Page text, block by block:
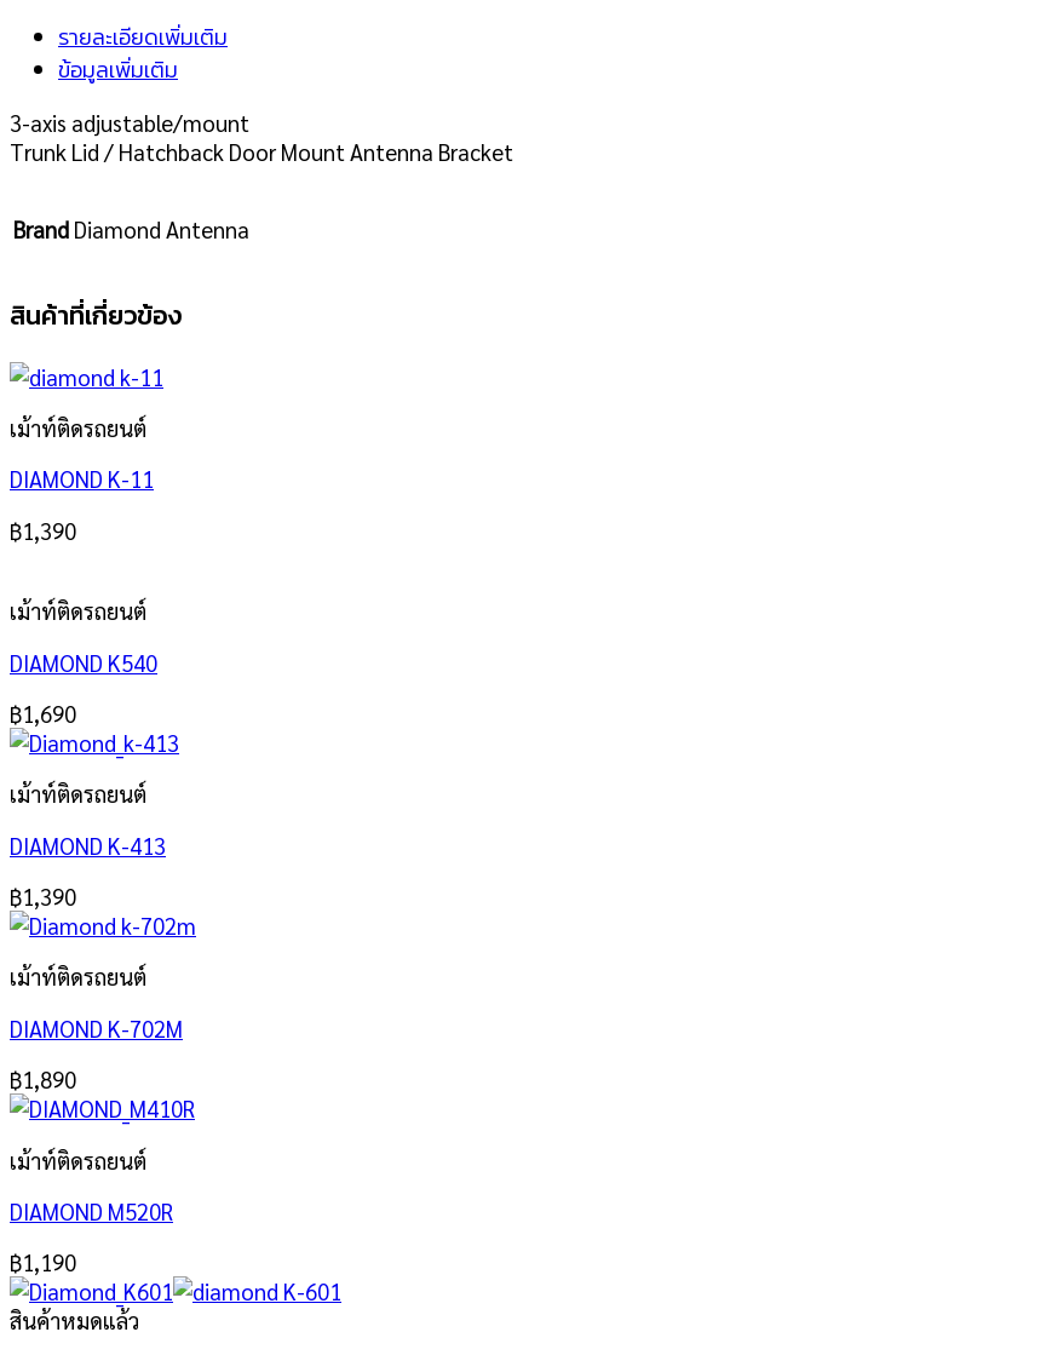
รายละเอียดเพิ่มเติม
ข้อมูลเพิ่มเติม
3-axis adjustable/mount
Trunk Lid / Hatchback Door Mount Antenna Bracket
Brand Diamond Antenna
สินค้าที่เกี่ยวข้อง
เม้าท์ติดรถยนต์
DIAMOND K-11
฿1,390
เม้าท์ติดรถยนต์
DIAMOND K540
฿1,690
เม้าท์ติดรถยนต์
DIAMOND K-413
฿1,390
เม้าท์ติดรถยนต์
DIAMOND K-702M
฿1,890
เม้าท์ติดรถยนต์
DIAMOND M520R
฿1,190
สินค้าหมดแล้ว